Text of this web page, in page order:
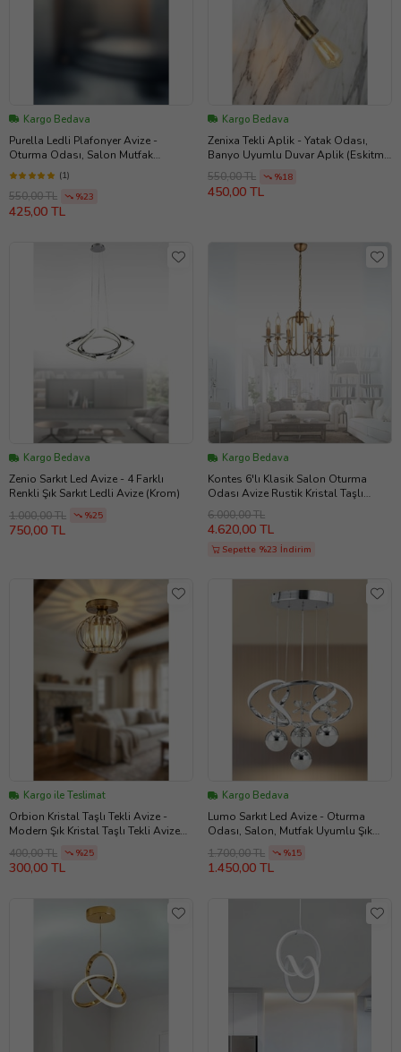
Kargo Bedava
Purella Ledli Plafonyer Avize -
Oturma Odası, Salon Mutfak
Uyumlu Avize (Krom)
(1)
550,00 TL %23
425,00 TL
Kargo Bedava
Zenixa Tekli Aplik - Yatak Odası,
Banyo Uyumlu Duvar Aplik (Eskitme
Altın)
550,00 TL %18
450,00 TL
Kargo Bedava
Zenio Sarkıt Led Avize - 4 Farklı
Renkli Şık Sarkıt Ledli Avize (Krom)
1.000,00 TL
%25
750,00 TL
Kargo Bedava
Kontes 6'lı Klasik Salon Oturma
Odası Avize Rustik Kristal Taşlı
Avize (Eskitme Altın)
6.000,00 TL
4.620,00 TL
Sepette %23 İndirim
Kargo ile Teslimat
Orbion Kristal Taşlı Tekli Avize -
Modern Şık Kristal Taşlı Tekli Avize
400,00 TL %25
300,00 TL
Kargo Bedava
Lumo Sarkıt Led Avize - Oturma
Odası, Salon, Mutfak Uyumlu Şık
1.700,00 TL %15
1.450,00 TL